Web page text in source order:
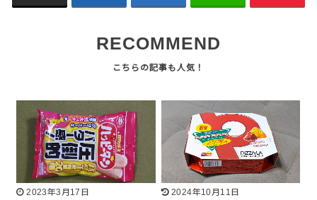
RECOMMEND
2023年3月17日
2024年10月11日